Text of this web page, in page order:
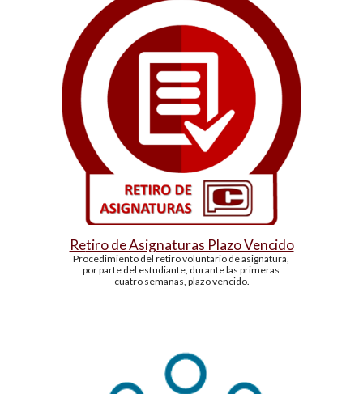
Retiro de Asignaturas Plazo Vencido
Procedimiento del retiro voluntario de asignatura,
por parte del estudiante, durante las primeras
cuatro semanas, plazo vencido.